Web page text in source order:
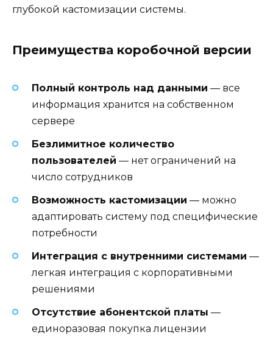
глубокой кастомизации системы.
Преимущества коробочной версии
Полный контроль над данными — все
информация хранится на собственном
сервере
Безлимитное количество
пользователей — нет ограничений на
число сотрудников
Возможность кастомизации — можно
адаптировать систему под специфические
потребности
Интеграция с внутренними системами —
легкая интеграция с корпоративными
решениями
Отсутствие абонентской платы —
единоразовая покупка лицензии